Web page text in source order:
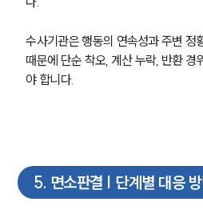
대륜법률상
대륜법률상
수사기관은 행동의 연속성과 주변 정
때문에 단순 착오, 계산 누락, 반환 경
야 합니다.
5. 면소판결 | 단계별 대응